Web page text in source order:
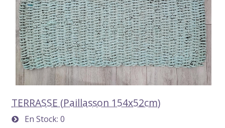
TERRASSE (Paillasson 154x52cm)
En Stock 0